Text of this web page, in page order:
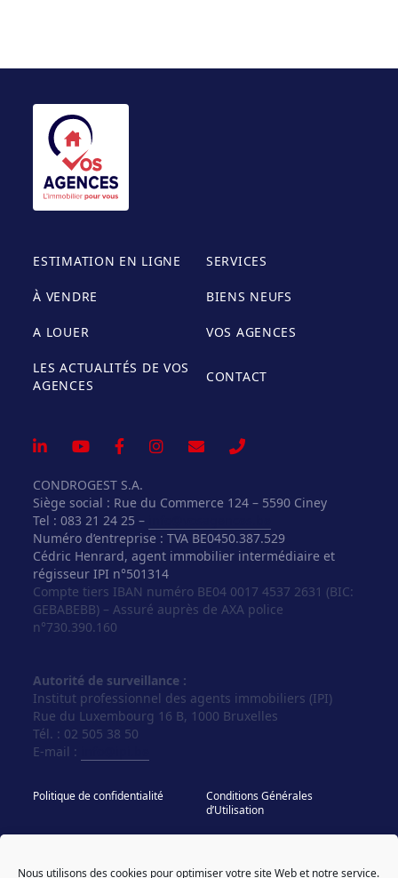
Nous utilisons des cookies pour optimiser votre site Web et notre service.
ESTIMATION EN LIGNE SERVICES
À VENDRE BIENS NEUFS
A LOUER VOS AGENCES
LES ACTUALITÉS DE VOS
AGENCES
CONTACT
CONDROGEST S.A.
Siège social : Rue du Commerce 124 – 5590 Ciney
Tel : 083 21 24 25 –
Numéro d’entreprise : TVA BE0450.387.529
Cédric Henrard, agent immobilier intermédiaire et
régisseur IPI n°501314
Compte tiers IBAN numéro BE04 0017 4537 2631 (BIC:
GEBABEBB) – Assuré auprès de AXA police
n°730.390.160
Autorité de surveillance :
Institut professionnel des agents immobiliers (IPI)
Rue du Luxembourg 16 B, 1000 Bruxelles
Tél. : 02 505 38 50
E-mail :
Politique de confidentialité
Conditions Générales
d’Utilisation
© Vos Agences 2026